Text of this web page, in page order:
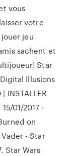
vous
votre
jeu
sachent et
Star
Illusions
INSTALLER
01/2017 ·
on
- Star
Star Wars